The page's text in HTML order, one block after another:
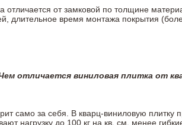
отличается от замковой по толщине
длительное время монтажа покрытия
отличается виниловая плитка от
само за себя. В кварц-виниловую
нагрузку до 100 кг на кв. см, менее